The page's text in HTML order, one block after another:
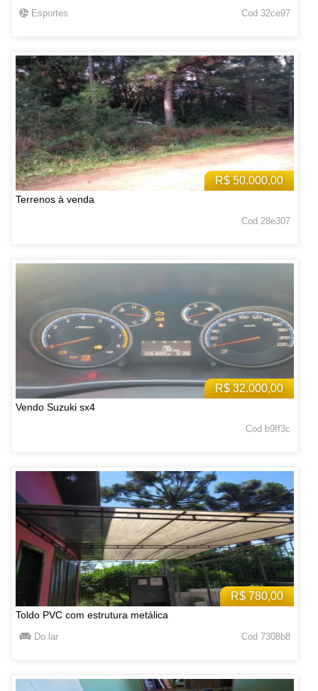
Esportes Cod 32ce97
R$ 50.000,00
Terrenos à venda
Cod 28e307
R$ 32.000,00
Vendo Suzuki sx4
Cod b9ff3c
R$ 780,00
Toldo PVC com estrutura metálica
Do lar Cod 7308b8